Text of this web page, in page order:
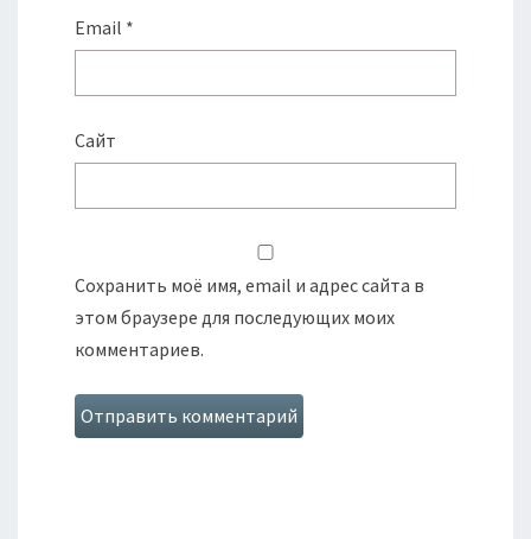
Email *
Сайт
Сохранить моё имя, email и адрес сайта в
этом браузере для последующих моих
комментариев.